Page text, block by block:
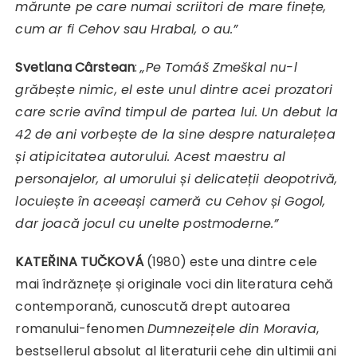
mărunte pe care numai scriitori de mare finețe,
cum ar fi Cehov sau Hrabal, o au.”
Svetlana Cârstean:„Pe Tomáš Zmeškal nu-l
grăbește nimic, el este unul dintre acei prozatori
care scrie avînd timpul de partea lui. Un debut la
42 de ani vorbește de la sine despre naturalețea
și atipicitatea autorului. Acest maestru al
personajelor, al umorului și delicateții deopotrivă,
locuiește în aceeași cameră cu Cehov și Gogol,
dar joacă jocul cu unelte postmoderne.”
KATEŘINA TUČKOVÁ(1980) este una dintre cele
mai îndrăznețe și originale voci din literatura cehă
contemporană, cunoscută drept autoarea
romanului-fenomenDumnezeițele din Moravia,
bestsellerul absolut al literaturii cehe din ultimii ani